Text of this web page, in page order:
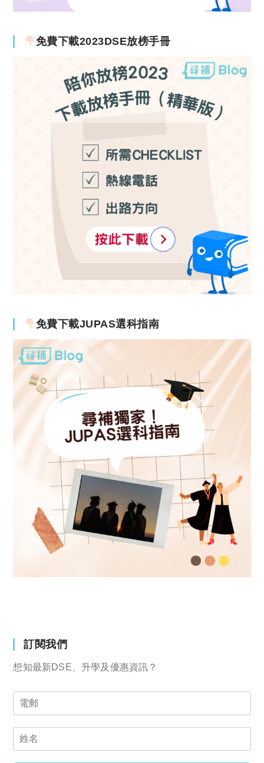
免費下載2023DSE放榜手冊
免費下載JUPAS選科指南
訂閱我們
想知最新DSE、升學及優惠資訊？